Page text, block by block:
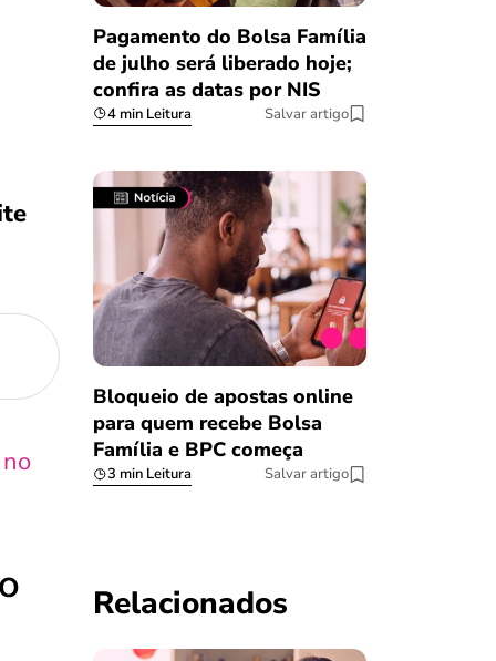
Pagamento do Bolsa Família
de julho será liberado hoje;
confira as datas por NIS
4 min Leitura Salvar artigo
Bloqueio de apostas online
para quem recebe Bolsa
Família e BPC começa
3 min Leitura Salvar artigo
Relacionados